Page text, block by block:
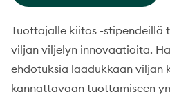
Tuottajalle kiitos -stipendeillä
viljan viljelyn innovaatioita.
ehdotuksia laadukkaan viljan
kannattavaan tuottamiseen